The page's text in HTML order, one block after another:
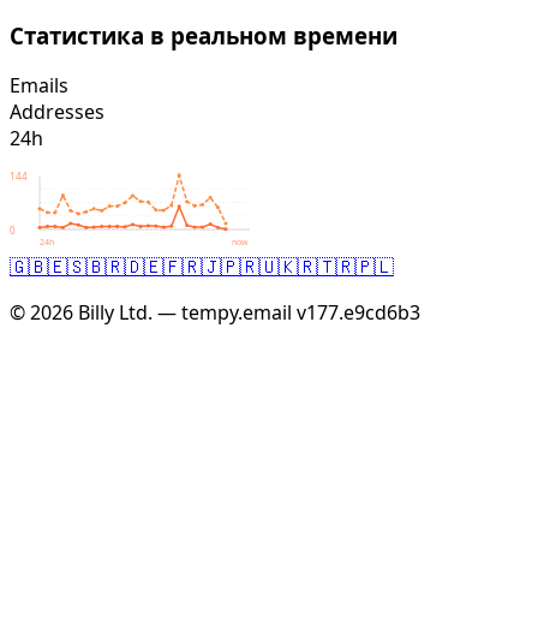
Статистика в реальном времени
Emails
Addresses
24h
144
0
24h now
🇬🇧🇪🇸🇧🇷🇩🇪🇫🇷🇯🇵🇷🇺🇰🇷🇹🇷🇵🇱
© 2026 Billy Ltd. — tempy.email v177.e9cd6b3